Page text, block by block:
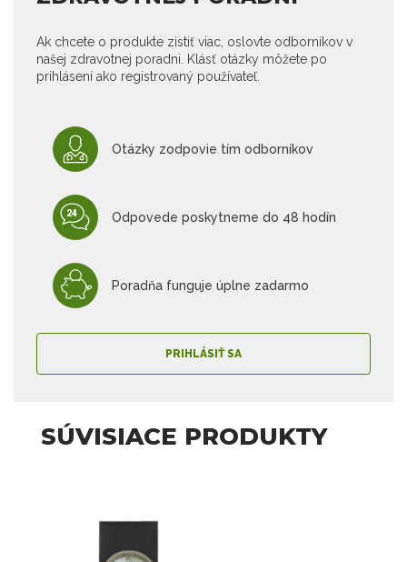
Ak chcete o produkte zistiť viac, oslovte odborníkov v
našej zdravotnej poradni. Klásť otázky môžete po
prihlásení ako registrovaný používateľ.
Otázky zodpovie tím odborníkov
Odpovede poskytneme do 48 hodín
Poradňa funguje úplne zadarmo
PRIHLÁSIŤ SA
SÚVISIACE PRODUKTY